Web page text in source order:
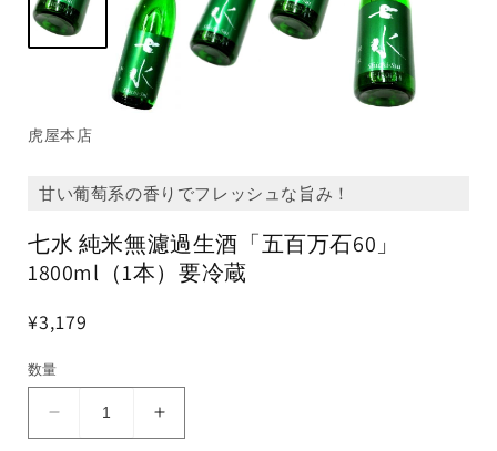
虎屋本店
甘い葡萄系の香りでフレッシュな旨み！
七水 純米無濾過生酒「五百万石60」
1800ml（1本）要冷蔵
¥3,179
数量
七